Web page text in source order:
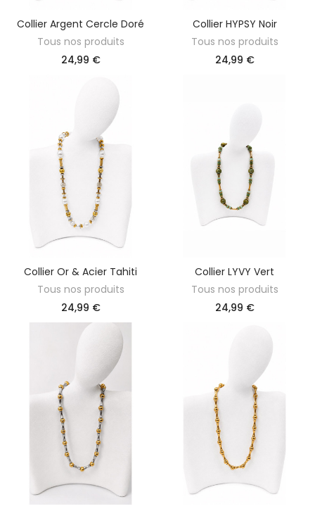
AJOUTER AU PANIER
Collier Argent Cercle Doré
Tous nos produits
24,99 €
AJOUTER AU PANIER
Collier HYPSY Noir
Tous nos produits
24,99 €
AJOUTER AU PANIER
Collier Or & Acier Tahiti
Tous nos produits
24,99 €
AJOUTER AU PANIER
Collier LYVY Vert
Tous nos produits
24,99 €